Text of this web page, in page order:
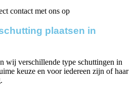
contact met ons op
plaatsen in
wij verschillende type schuttingen in
keuze en voor iedereen zijn of haar